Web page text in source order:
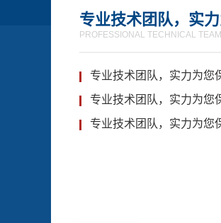
专业技术团队，实
PROFESSIONAL TECHNICAL
专业技术团队，实力为您
专业技术团队，实力为您
专业技术团队，实力为您